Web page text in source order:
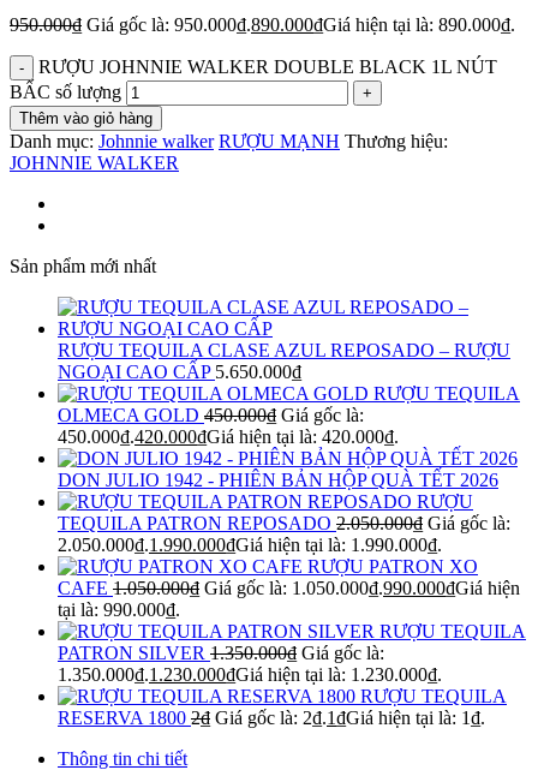
950.000₫ Giá gốc là: 950.000₫.890.000₫Giá hiện tại là: 890.000₫.
RƯỢU JOHNNIE WALKER DOUBLE BLACK 1L NÚT
BẤC số lượng
Thêm vào giỏ hàng
Danh mục: Johnnie walker RƯỢU MẠNH Thương hiệu:
JOHNNIE WALKER
Sản phẩm mới nhất
RƯỢU TEQUILA CLASE AZUL REPOSADO – RƯỢU
NGOẠI CAO CẤP 5.650.000₫
RƯỢU TEQUILA
OLMECA GOLD 450.000₫ Giá gốc là:
450.000₫.420.000₫Giá hiện tại là: 420.000₫.
DON JULIO 1942 - PHIÊN BẢN HỘP QUÀ TẾT 2026
RƯỢU
TEQUILA PATRON REPOSADO 2.050.000₫ Giá gốc là:
2.050.000₫.1.990.000₫Giá hiện tại là: 1.990.000₫.
RƯỢU PATRON XO
CAFE 1.050.000₫ Giá gốc là: 1.050.000₫.990.000₫Giá hiện
tại là: 990.000₫.
RƯỢU TEQUILA
PATRON SILVER 1.350.000₫ Giá gốc là:
1.350.000₫.1.230.000₫Giá hiện tại là: 1.230.000₫.
RƯỢU TEQUILA
RESERVA 1800 2₫ Giá gốc là: 2₫.1₫Giá hiện tại là: 1₫.
Thông tin chi tiết